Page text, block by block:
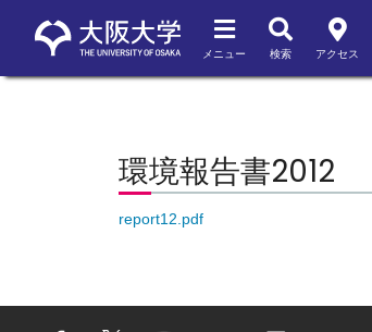
メニュー 検索 アクセス
環境報告書2012
report12.pdf